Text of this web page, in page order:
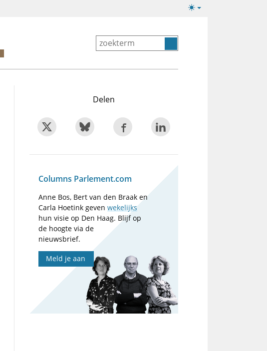
Lichte/donkere
Delen
Columns Parlement.com
Anne Bos, Bert van den Braak en
Carla Hoetink gevenwekelijks
hun visie op Den Haag. Blijf op
de hoogte via de
nieuwsbrief.
Meld je aan